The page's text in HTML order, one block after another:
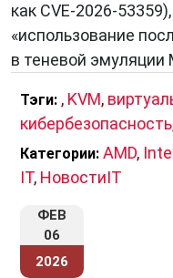
Hypervisor: Это
управляет
обеспечивает им
ресурсам хост-
является частью
QEMU
: QEMU
который
обеспечивает
гостевой ОС и
libvirt : Это
как CVE-2026-
«использование
в теневой эмуляции
Тэги: , KVM,
кибербезопасность
Категории: AMD, Intel
IT, НовостиIT
ФЕВ
06
2026